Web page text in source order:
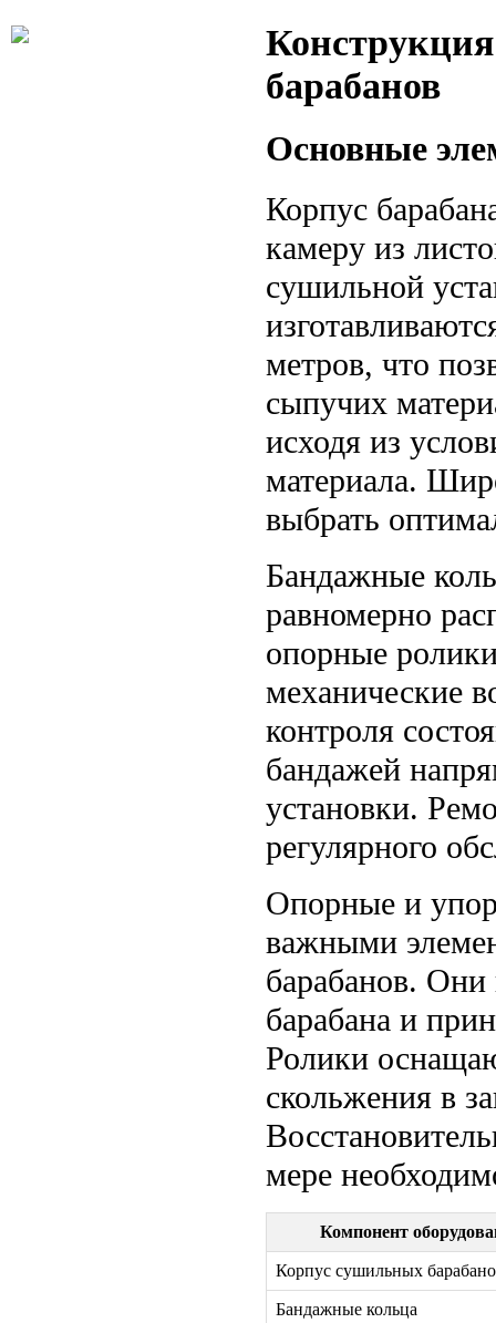
барабанов
Основные
Корпус
камеру из
сушильной
метров, что
сыпучих
исходя из
материала.
выбрать
Бандажные
равномерно
опорные
механические
контроля
бандажей
установки.
регулярного
Опорные и
важными
барабанов.
барабана и
Ролики
скольжения в
мере
Компонент
Корпус сушильных
Бандажные кольца